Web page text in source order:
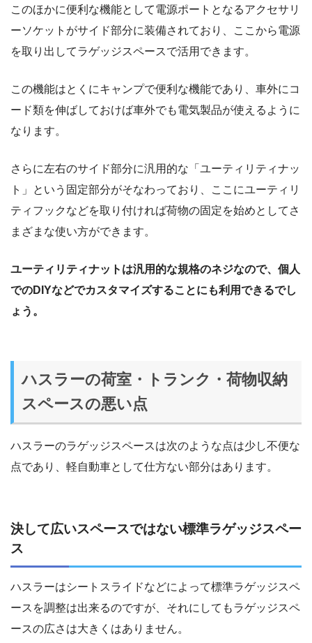
このほかに便利な機能として電源ポートとなるアクセサリ
ーソケットがサイド部分に装備されており、ここから電源
を取り出してラゲッジスペースで活用できます。
この機能はとくにキャンプで便利な機能であり、車外にコ
ード類を伸ばしておけば車外でも電気製品が使えるように
なります。
さらに左右のサイド部分に汎用的な「ユーティリティナッ
ト」という固定部分がそなわっており、ここにユーティリ
ティフックなどを取り付ければ荷物の固定を始めとしてさ
まざまな使い方ができます。
ユーティリティナットは汎用的な規格のネジなので、個人
でのDIYなどでカスタマイズすることにも利用できるでし
ょう。
ハスラーの荷室・トランク・荷物収納
スペースの悪い点
ハスラーのラゲッジスペースは次のような点は少し不便な
点であり、軽自動車として仕方ない部分はあります。
決して広いスペースではない標準ラゲッジスペー
ス
ハスラーはシートスライドなどによって標準ラゲッジスペ
ースを調整は出来るのですが、それにしてもラゲッジスペ
ースの広さは大きくはありません。